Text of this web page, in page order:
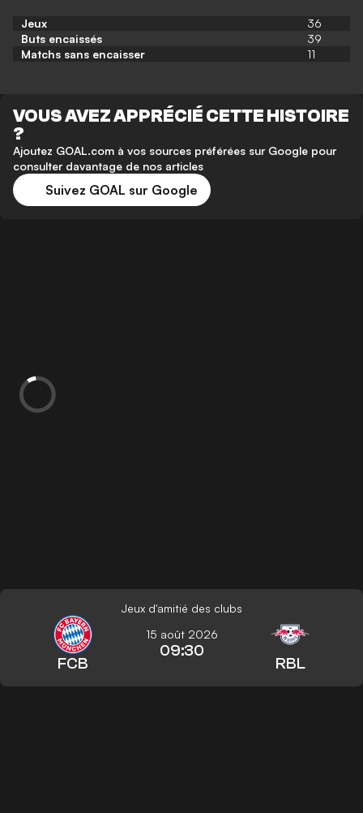
Jeux
36
Buts encaissés
39
Matchs sans encaisser
11
VOUS AVEZ APPRÉCIÉ CETTE HISTOIRE
?
Ajoutez GOAL.com à vos sources préférées sur Google pour
consulter davantage de nos articles
Suivez GOAL sur Google
Jeux d'amitié des clubs
FCB
15 août 2026
09:30
RBL